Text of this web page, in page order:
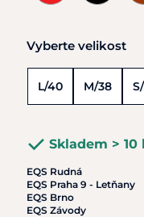
Vyberte velikost
L/40 M/38
Skladem > 10
EQS Rudná
EQS Praha 9 - Letňany
EQS Brno
EQS Závody